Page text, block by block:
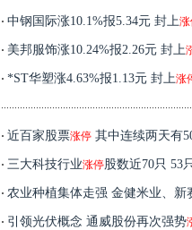
中钢国际涨10.1%报5.34元 封上
美邦服饰涨10.24%报2.26元 封上
*ST华塑涨4.63%报1.13元 封上涨
近百家股票涨停 其中连续两天有
三大科技行业涨停股数近70只 53
农业种植集体走强 金健米业、新
引领光伏概念 通威股份再次强势